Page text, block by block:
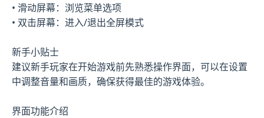
• 滑动屏幕：浏览菜单选项
• 双击屏幕：进入/退出全屏模式
新手小贴士
建议新手玩家在开始游戏前先熟悉操作界面，可以在设置
中调整音量和画质，确保获得最佳的游戏体验。
界面功能介绍